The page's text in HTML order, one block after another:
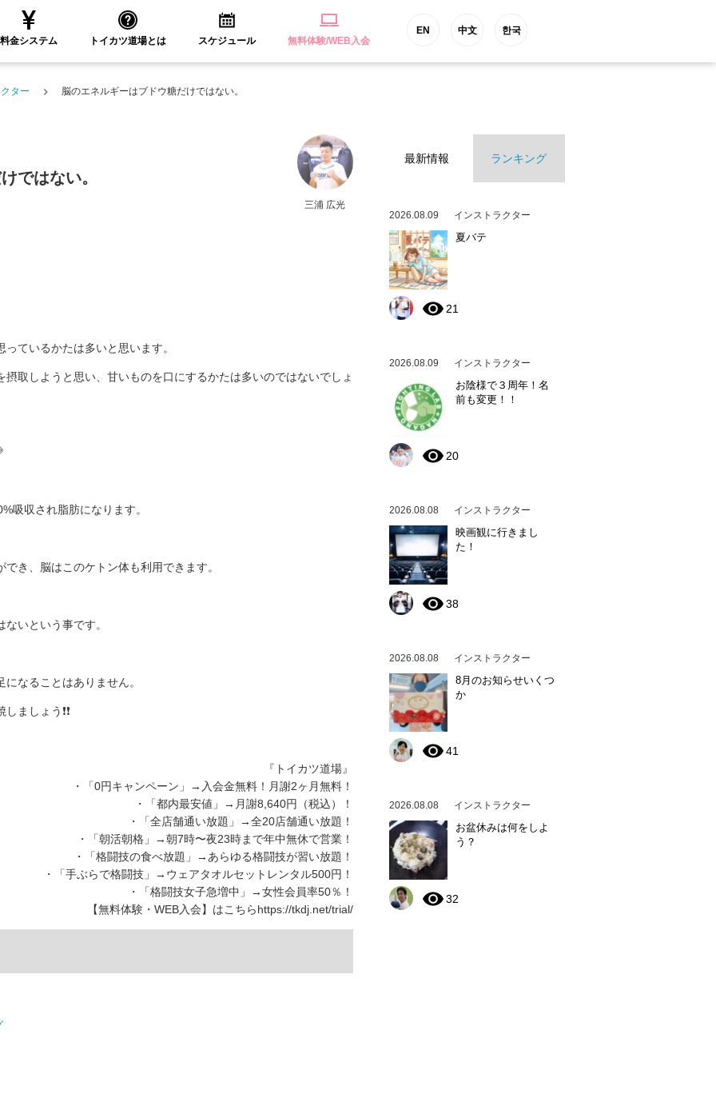
料金システム トイカツ道場とは スケジュール 無料体験/WEB入会
EN 中文 한국
ター 脳のエネルギーはブドウ糖だけではない。
三浦 広光
ではない。
ているかたは多いと思います。
取しようと思い、甘いものを口にするかたは多いのではないでしょ
吸収され脂肪になります。
き、脳はこのケトン体も利用できます。
いという事です。
なることはありません。
ましょう❗❗
『トイカツ道場』
・「0円キャンペーン」→入会金無料！月謝2ヶ月無料！
・「都内最安値」→月謝8,640円（税込）！
・「全店舗通い放題」→全20店舗通い放題！
・「朝活朝格」→朝7時〜夜23時まで年中無休で営業！
・「格闘技の食べ放題」→あらゆる格闘技が習い放題！
・「手ぶらで格闘技」→ウェアタオルセットレンタル500円！
・「格闘技女子急増中」→女性会員率50％！
【無料体験・WEB入会】はこちらhttps://tkdj.net/trial/
最新情報 ランキング
2026.08.09 インストラクター
夏バテ
21
2026.08.09 インストラクター
お陰様で３周年！名
前も変更！！
20
2026.08.08 インストラクター
映画観に行きまし
た！
38
2026.08.08 インストラクター
8月のお知らせいくつ
か
41
2026.08.08 インストラクター
お盆休みは何をしよ
う？
32